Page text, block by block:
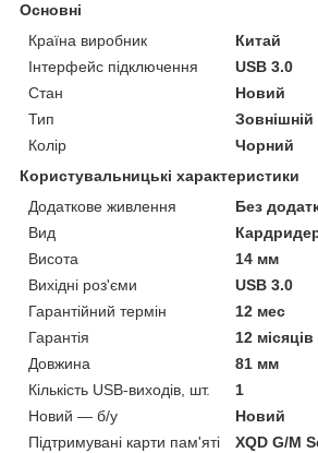
Основні
Країна виробник
Китай
Інтерфейс підключення
USB 3.0
Стан
Новий
Тип
Зовнішній
Колір
Чорний
Користувальницькі характеристики
Додаткове живлення
Без
Вид
Висота
14 мм
Вихідні роз'єми
USB 3.0
Гарантійний термін
12 мес
Гарантія
12 місяців
Довжина
81 мм
Кількість USB-виходів, шт.
1
Новий — б/у
Новий
Підтримувані карти пам'яті
XQD G/M